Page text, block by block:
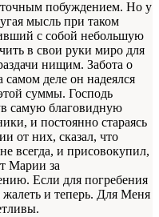
побуждением. Но у
мысль при таком
с собой небольшую
в свои руки миро для
нищим. Забота о
деле он надеялся
суммы. Господь
самую благовидную
и постоянно стараясь
от них, сказал, что
всегда, и присовокупил,
Марии за
Если для погребения
и теперь. Для Меня